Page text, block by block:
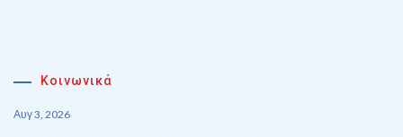
Κοινωνικά
Αυγ 3, 2026